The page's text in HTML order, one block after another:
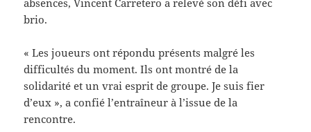
brio.
« Les joueurs ont répondu présents malgré les
difficultés du moment. Ils ont montré de la
solidarité et un vrai esprit de groupe. Je suis fier
d’eux », a confié l’entraîneur à l’issue de la
rencontre.